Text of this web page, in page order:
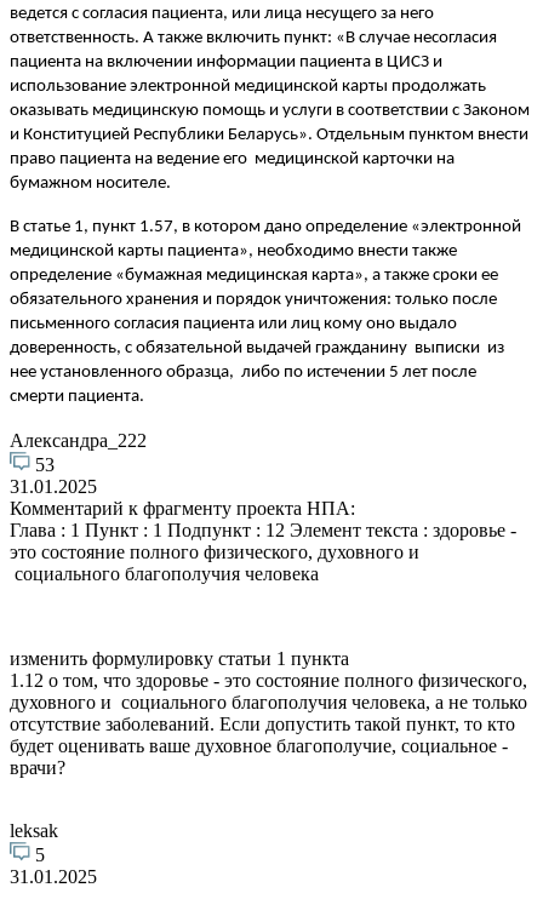
ведется с согласия пациента, или лица несущего за него
ответственность. А также включить пункт: «В случае несогласия
пациента на включении информации пациента в ЦИСЗ и
использование электронной медицинской карты продолжать
оказывать медицинскую помощь и услуги в соответствии с Законом
и Конституцией Республики Беларусь». Отдельным пунктом внести
право пациента на ведение его медицинской карточки на
бумажном носителе.
В статье 1, пункт 1.57, в котором дано определение «электронной
медицинской карты пациента», необходимо внести также
определение «бумажная медицинская карта», а также сроки ее
обязательного хранения и порядок уничтожения: только после
письменного согласия пациента или лиц кому оно выдало
доверенность, с обязательной выдачей гражданину выписки из
нее установленного образца, либо по истечении 5 лет после
смерти пациента.
Александра_222
53
31.01.2025
Комментарий к фрагменту проекта НПА:
Глава : 1 Пункт : 1 Подпункт : 12 Элемент текста : здоровье -
это состояние полного физического, духовного и
социального благополучия человека
изменить формулировку статьи 1 пункта
1.12 о том, что здоровье - это состояние полного физического,
духовного и социального благополучия человека, а не только
отсутствие заболеваний. Если допустить такой пункт, то кто
будет оценивать ваше духовное благополучие, социальное -
врачи?
leksak
5
31.01.2025